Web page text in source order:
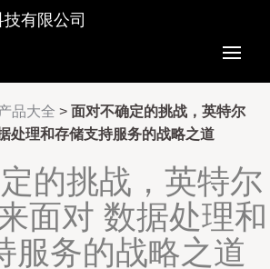
有限公司
品大全 > 面对不确定的挑战，英特尔
处理和存储支持服务的战略之道
的挑战，英特尔
面对 数据处理和
服务的战略之道